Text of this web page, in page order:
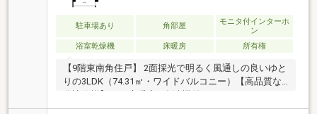
市・座間市」の物件なら特にお任せください！これか
ら販売予定の物件や未掲載物件もございます。■住宅
ローン無料相談会開催中！■■不動産のご売却無料相談
会開催中！■
駐車場あり 角部屋
モニタ付インターホ
ン
浴室乾燥機
床暖房 所有権
【9階東南角住戸】 2面採光で明るく風通しの良いゆと
りの3LDK（74.31㎡・ワイドバルコニー）【高品質な
/ 1坪サイズ浴室乾燥機 / タンクレストイレ【利便＆安